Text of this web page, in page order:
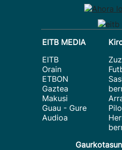
EITB MEDIA
EITB
Orain
ETBON
Gaztea
Makusi
Guau - Gure
Audioa